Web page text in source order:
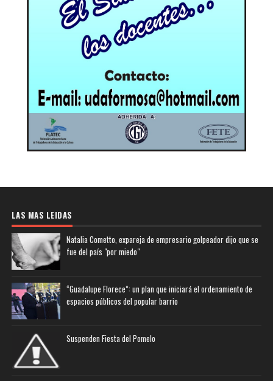
LAS MAS LEIDAS
Natalia Cometto, expareja de empresario golpeador dijo que se
fue del país "por miedo"
“Guadalupe Florece”: un plan que iniciará el ordenamiento de
espacios públicos del popular barrio
Suspenden Fiesta del Pomelo